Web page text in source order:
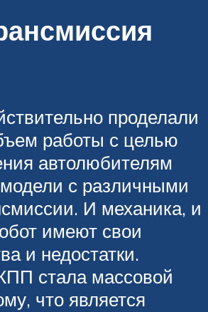
проделали
работы с целью
автолюбителям
с различными
И механика, и
имеют свои
и недостатки.
стала массовой
что является